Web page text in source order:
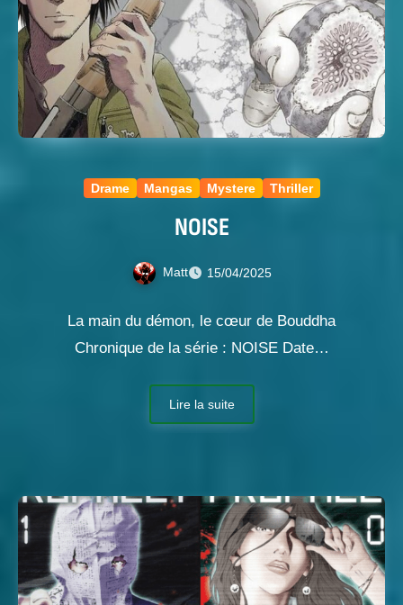
Drame Mangas Mystere Thriller
NOISE
Matt 15/04/2025
La main du démon, le cœur de Bouddha
Chronique de la série : NOISE Date…
Lire la suite